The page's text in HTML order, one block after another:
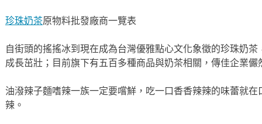
珍珠奶茶原物料批發廠商一覽表
自街頭的搖搖冰到現在成為台灣優雅點心文化象徵的珍珠奶
成長茁壯；目前旗下有五百多種商品與奶茶相關，傳佳企業
油潑辣子麵嗜辣一族一定要嚐鮮，吃一口香香辣辣的味蕾就
辣。